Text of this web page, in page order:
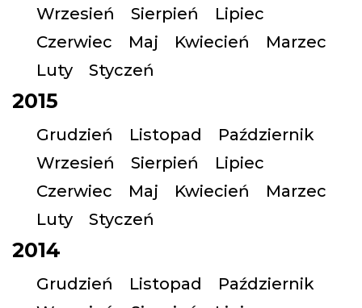
Wrzesień Sierpień
Lipiec
Czerwiec
Maj Kwiecień
Marzec
Luty
Styczeń
2015
Grudzień Listopad
Październik
Wrzesień
Sierpień
Lipiec
Czerwiec
Maj Kwiecień
Marzec
Luty
Styczeń
2014
Grudzień Listopad
Październik